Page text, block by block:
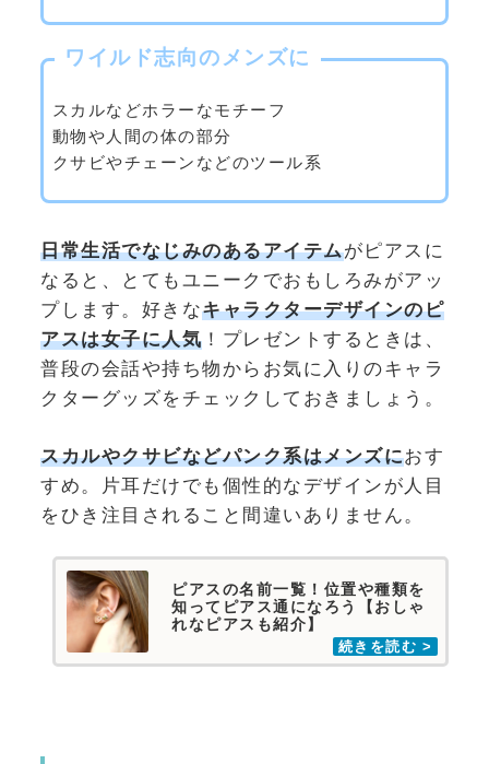
ワイルド志向のメンズに
スカルなどホラーなモチーフ
動物や人間の体の部分
クサビやチェーンなどのツール系
日常生活でなじみのあるアイテムがピアスに
なると、とてもユニークでおもしろみがアッ
プします。好きなキャラクターデザインのピ
アスは女子に人気 ！プレゼントするときは、
普段の会話や持ち物からお気に入りのキャラ
クターグッズをチェックしておきましょう。
スカルやクサビなどパンク系はメンズにおす
すめ。片耳だけでも個性的なデザインが人目
をひき注目されること間違いありません。
ピアスの名前一覧！位置や種類を
知ってピアス通になろう【おしゃ
れなピアスも紹介】